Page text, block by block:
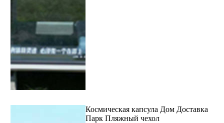
Космическая капсула Дом Доставка
Парк Пляжный чехол